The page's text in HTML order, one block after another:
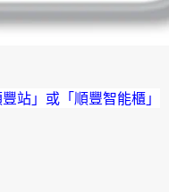
站」或「順豐智能櫃」